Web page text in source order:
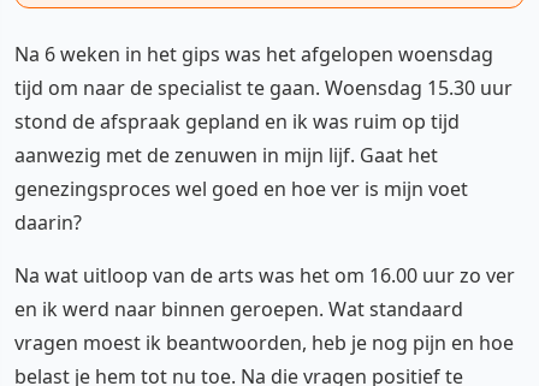
Na 6 weken in het gips was het afgelopen woensdag
tijd om naar de specialist te gaan. Woensdag 15.30 uur
stond de afspraak gepland en ik was ruim op tijd
aanwezig met de zenuwen in mijn lijf. Gaat het
genezingsproces wel goed en hoe ver is mijn voet
daarin?
Na wat uitloop van de arts was het om 16.00 uur zo ver
en ik werd naar binnen geroepen. Wat standaard
vragen moest ik beantwoorden, heb je nog pijn en hoe
belast je hem tot nu toe. Na die vragen positief te